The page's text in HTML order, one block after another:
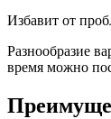
Избавит от
Разнообразие
время можно